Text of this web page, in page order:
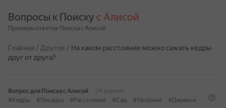
Вопросы к Поиску с Алисой
Примеры ответов Поиска с Алисой
Главная / Другое / На каком расстоянии можно сажать кедры
друг от друга?
Вопрос для Поиска с Алисой
24 апреля
#Кедры
#Посадка #Расстояние #Сад #Хвойные #Деревья